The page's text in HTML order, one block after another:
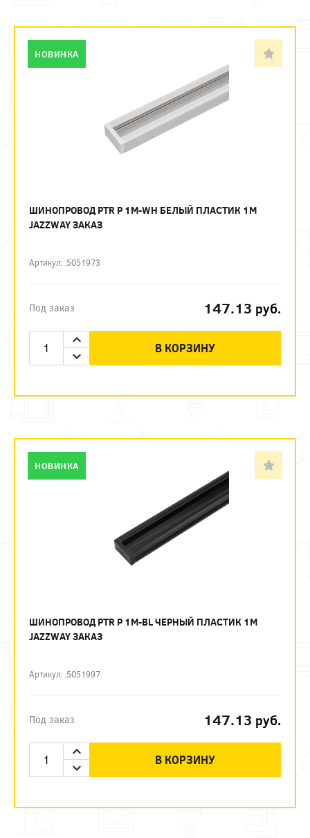
ШИНОПРОВОД PTR P 1M-WH БЕЛЫЙ ПЛАСТИК 1М
JAZZWAY ЗАКАЗ
Артикул: .5051973
Под заказ 147.13 руб.
В КОРЗИНУ
НОВИНКА
ШИНОПРОВОД PTR P 1M-BL ЧЕРНЫЙ ПЛАСТИК 1М
JAZZWAY ЗАКАЗ
Артикул: .5051997
Под заказ 147.13 руб.
В КОРЗИНУ
НОВИНКА